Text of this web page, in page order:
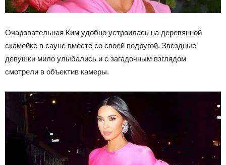
Очаровательная Ким удобно устроилась на деревянной
скамейке в сауне вместе со своей подругой. Звездные
девушки мило улыбались и с загадочным взглядом
смотрели в объектив камеры.